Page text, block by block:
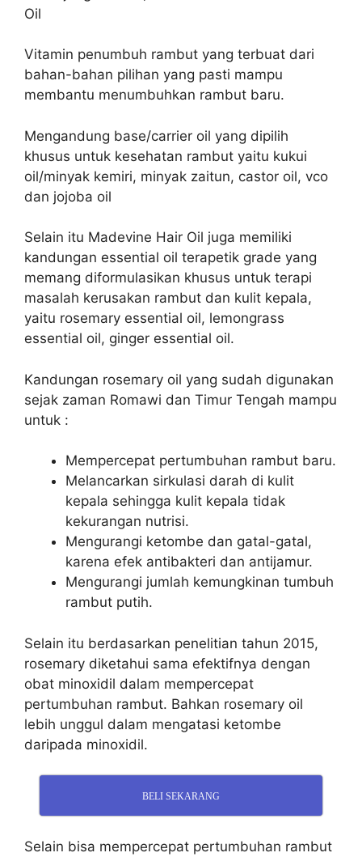
Oil
Vitamin penumbuh rambut yang terbuat dari
bahan-bahan pilihan yang pasti mampu
membantu menumbuhkan rambut baru.
Mengandung base/carrier oil yang dipilih
khusus untuk kesehatan rambut yaitu kukui
oil/minyak kemiri, minyak zaitun, castor oil, vco
dan jojoba oil
Selain itu Madevine Hair Oil juga memiliki
kandungan essential oil terapetik grade yang
memang diformulasikan khusus untuk terapi
masalah kerusakan rambut dan kulit kepala,
yaitu rosemary essential oil, lemongrass
essential oil, ginger essential oil.
Kandungan rosemary oil yang sudah digunakan
sejak zaman Romawi dan Timur Tengah mampu
untuk :
Mempercepat pertumbuhan rambut baru.
Melancarkan sirkulasi darah di kulit
kepala sehingga kulit kepala tidak
kekurangan nutrisi.
Mengurangi ketombe dan gatal-gatal,
karena efek antibakteri dan antijamur.
Mengurangi jumlah kemungkinan tumbuh
rambut putih.
Selain itu berdasarkan penelitian tahun 2015,
rosemary diketahui sama efektifnya dengan
obat minoxidil dalam mempercepat
pertumbuhan rambut. Bahkan rosemary oil
lebih unggul dalam mengatasi ketombe
daripada minoxidil.
BELI SEKARANG
Selain bisa mempercepat pertumbuhan rambut